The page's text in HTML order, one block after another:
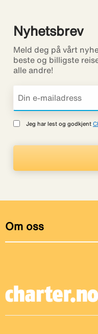
Nyhetsbrev
Meld deg på vårt
beste og billigste
alle andre!
Jeg har lest og godkjent
Om oss